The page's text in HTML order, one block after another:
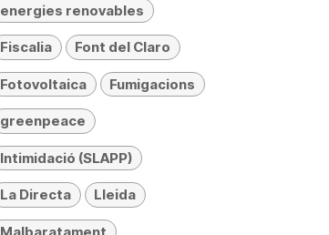
energies renovables
Fiscalia Font del Claro
Fotovoltaica Fumigacions
greenpeace
Intimidació (SLAPP)
La Directa Lleida